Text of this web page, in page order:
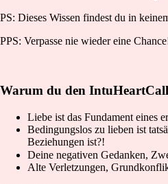
PS: Dieses Wissen findest du in
PPS: Verpasse nie wieder eine
Warum du den
Liebe ist das Fundament eines
Bedingungslos zu lieben ist
Beziehungen ist?!
Deine negativen Gedanken,
Alte Verletzungen,